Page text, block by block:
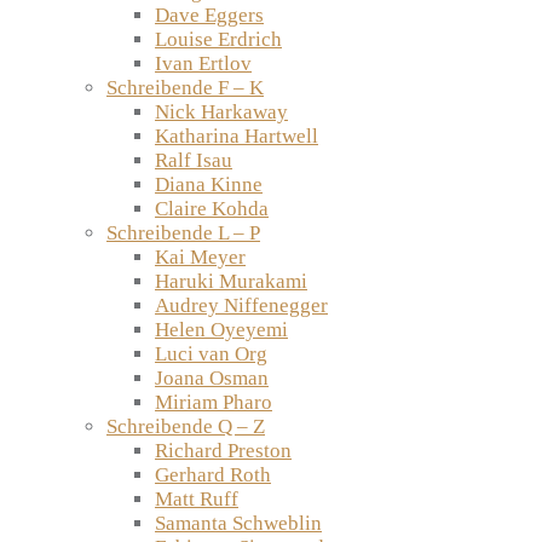
Dave Eggers
Louise Erdrich
Ivan Ertlov
Schreibende F – K
Nick Harkaway
Katharina Hartwell
Ralf Isau
Diana Kinne
Claire Kohda
Schreibende L – P
Kai Meyer
Haruki Murakami
Audrey Niffenegger
Helen Oyeyemi
Luci van Org
Joana Osman
Miriam Pharo
Schreibende Q – Z
Richard Preston
Gerhard Roth
Matt Ruff
Samanta Schweblin